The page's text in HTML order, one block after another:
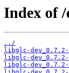
Index of
../
libglc-dev_0.7.2-
libglc-dev_0.7.2-
libglc-dev_0.7.2-